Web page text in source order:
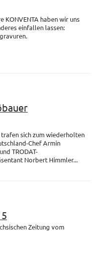
KONVENTA haben wir uns
einfallen lassen:
sich zum wiederholten
Chef Armin
TRODAT-
Norbert Himmler...
Zeitung vom